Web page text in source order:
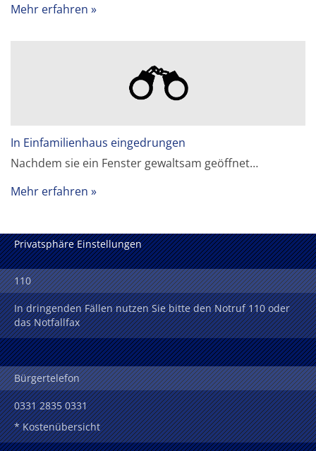
Mehr erfahren
In Einfamilienhaus eingedrungen
Nachdem sie ein Fenster gewaltsam geöffnet…
Mehr erfahren
Privatsphäre Einstellungen
110
In dringenden Fällen nutzen Sie bitte den Notruf 110 oder
das Notfallfax
Bürgertelefon
0331 2835 0331
* Kostenübersicht